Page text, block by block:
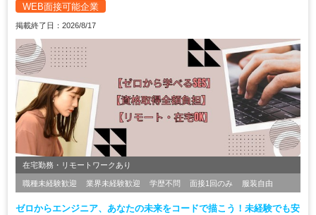
WEB面接可能企業
掲載終了日：2026/8/17
在宅勤務・リモートワークあり
職種未経験歓迎 業界未経験歓迎 学歴不問 面接1回のみ 服装自由
ゼロからエンジニア、あなたの未来をコードで描こう！未経験でも安